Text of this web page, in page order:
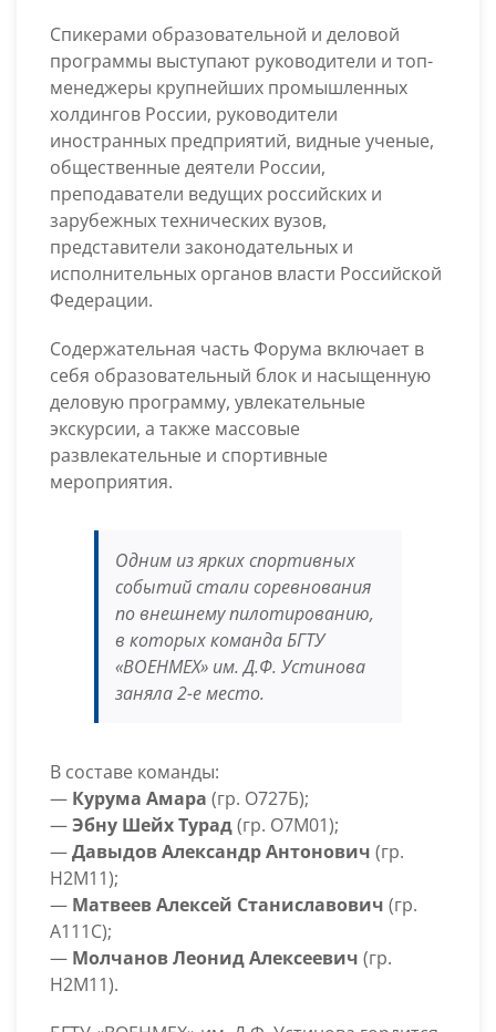
Спикерами образовательной и деловой
программы выступают руководители и топ-
менеджеры крупнейших промышленных
холдингов России, руководители
иностранных предприятий, видные ученые,
общественные деятели России,
преподаватели ведущих российских и
зарубежных технических вузов,
представители законодательных и
исполнительных органов власти Российской
Федерации.
Содержательная часть Форума включает в
себя образовательный блок и насыщенную
деловую программу, увлекательные
экскурсии, а также массовые
развлекательные и спортивные
мероприятия.
Одним из ярких спортивных
событий стали соревнования
по внешнему пилотированию,
в которых команда БГТУ
«ВОЕНМЕХ» им. Д.Ф. Устинова
заняла 2-е место.
В составе команды:
— Курума Амара (гр. О727Б);
—Эбну Шейх Турад(гр. О7М01);
—Давыдов Александр Антонович (гр.
Н2М11);
— Матвеев Алексей Станиславович (гр.
А111С);
— Молчанов Леонид Алексеевич (гр.
Н2М11).